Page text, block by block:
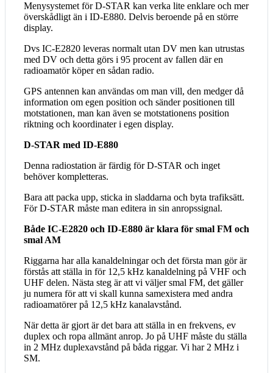
Menysystemet för D-STAR kan verka lite enklare och mer
överskådligt än i ID-E880. Delvis beroende på en större
display.
Dvs IC-E2820 leveras normalt utan DV men kan utrustas
med DV och detta görs i 95 procent av fallen där en
radioamatör köper en sådan radio.
GPS antennen kan användas om man vill, den medger då
information om egen position och sänder positionen till
motstationen, man kan även se motstationens position
riktning och koordinater i egen display.
D-STAR med ID-E880
Denna radiostation är färdig för D-STAR och inget
behöver kompletteras.
Bara att packa upp, sticka in sladdarna och byta trafiksätt.
För D-STAR måste man editera in sin anropssignal.
Både IC-E2820 och ID-E880 är klara för smal FM och
smal AM
Riggarna har alla kanaldelningar och det första man gör är
förstås att ställa in för 12,5 kHz kanaldelning på VHF och
UHF delen. Nästa steg är att vi väljer smal FM, det gäller
ju numera för att vi skall kunna samexistera med andra
radioamatörer på 12,5 kHz kanalavstånd.
När detta är gjort är det bara att ställa in en frekvens, ev
duplex och ropa allmänt anrop. Jo på UHF måste du ställa
in 2 MHz duplexavstånd på båda riggar. Vi har 2 MHz i
SM.